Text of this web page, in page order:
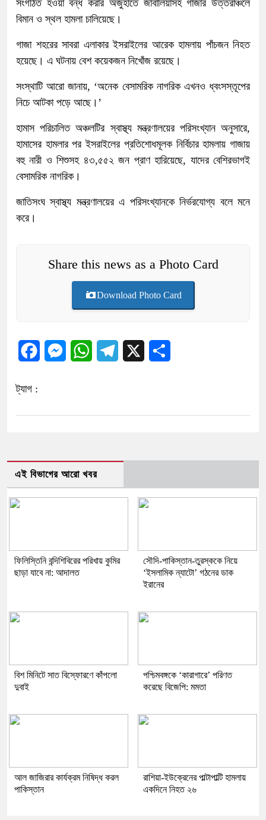
সংগঠিত হওয়া বন্ধ করার অজুহাতে জাবালিয়াসহ গাজার উত্তরাঞ্চলে
বিমান ও স্থল হামলা চালিয়েছে।
গাজা শহরের সাবরা এলাকার ইসরাইলের আরেক হামলায় পাঁচজন নিহত
হয়েছে। এ ঘটনায় বেশ কয়েকজন নিখোঁজ রয়েছে।
সংস্থাটি আরো জানায়, ‘অনেক বেসামরিক নাগরিক এখনও ধ্বংসস্তূপের
নিচে আটকা পড়ে আছে।’
হামাস পরিচালিত অঞ্চলটির স্বাস্থ্য মন্ত্রণালয়ের পরিসংখ্যান অনুসারে,
হামাসের হামলার পর ইসরাইলের প্রতিশোধমূলক নির্বিচার হামলায় গাজায়
বহু নারী ও শিশুসহ ৪৩,৫৫২ জন প্রাণ হারিয়েছে, যাদের বেশিরভাগই
বেসামরিক নাগরিক।
জাতিসংঘ স্বাস্থ্য মন্ত্রণালয়ের এ পরিসংখ্যানকে নির্ভরযোগ্য বলে মনে
করে।
Share this news as a Photo Card
Download Photo Card
FacebookMessengerWhatsAppTelegram
ট্যাগ :
এই বিভাগের আরো খবর
ফিলিস্তিনি বন্দিশিবিরের পরিখায় কুমির
ছাড়া যাবে না: আদালত
সৌদি-পাকিস্তান-তুরস্ককে নিয়ে
‘ইসলামিক ন্যাটো’ গঠনের ডাক
ইরানের
বিশ মিনিটে সাত বিস্ফোরণে কাঁপলো
দুবাই
পশ্চিমবঙ্গকে ‘কারাগারে’ পরিণত
করেছে বিজেপি: মমতা
আল জাজিরার কার্যক্রম নিষিদ্ধ করল
পাকিস্তান
রাশিয়া-ইউক্রেনের পাল্টাপাল্টি হামলায়
একদিনে নিহত ২৬